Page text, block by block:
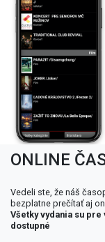
ONLINE
Vedeli ste, že náš
bezplatne prečítať aj
Všetky vydania su pre
dostupné